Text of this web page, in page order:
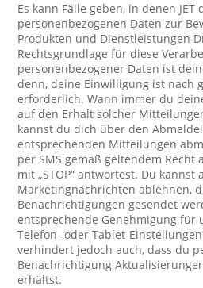
Es kann Fälle geben, in denen JET
personenbezogenen Daten zur
Produkten und Dienstleistungen
Rechtsgrundlage für diese
personenbezogener Daten ist
denn, deine Einwilligung ist nach
erforderlich. Wann immer du
auf den Erhalt solcher
kannst du dich über den
entsprechenden Mitteilungen
per SMS gemäß geltendem Recht
mit „STOP“ antwortest. Du kannst
Marketingnachrichten ablehnen,
Benachrichtigungen gesendet
entsprechende Genehmigung für
Telefon- oder Tablet-
verhindert jedoch auch, dass du
Benachrichtigung
erhältst.